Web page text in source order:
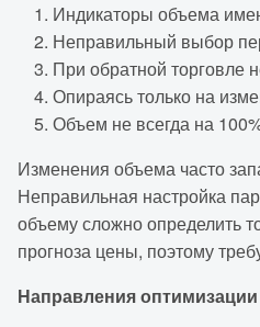
Индикаторы объема
Неправильный выбор
При обратной торговле
Опираясь только на
Объем не всегда на
Изменения объема часто
Неправильная настройка
объему сложно определить
прогноза цены, поэтому
Направления оптимизации